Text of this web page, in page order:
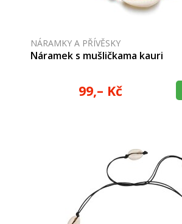
NÁRAMKY A PŘÍVĚSKY
Náramek s mušličkama kauri
99,– Kč